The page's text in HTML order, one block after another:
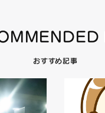
おすすめ記事